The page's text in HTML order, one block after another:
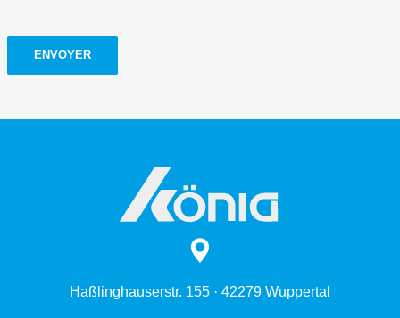
ENVOYER
Haßlinghauserstr. 155 · 42279 Wuppertal